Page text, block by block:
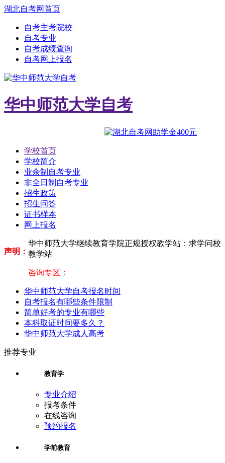
湖北自考网首页
自考主考院校|
自考专业|
自考成绩查询|
自考网上报名
华中师范大学自考
学校首页
学校简介
业余制自考专业
非全日制自考专业
招生政策
招生问答
证书样本
网上报名
声明：
华中师范大学继续教育学院正规授权教学站：求学问校
教学站
咨询专区：
华中师范大学自考报名时间
自考报名有哪些条件限制
简单好考的专业有哪些
本科取证时间要多久？
华中师范大学成人高考
推荐专业
教育学
专业介绍
报考条件
在线咨询
预约报名
学前教育